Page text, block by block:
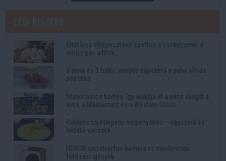
Ettől lesz elképesztően szaftos a csirkecomb: a
sörös pác a titok
3 alma és 3 tojás: ennyire egyszerű a puha almás
pite titka
Stabilcoinos fizetés: így alakítja át a pénz világát a
Visa, a Mastercard és a Western Union
Cukkinis tojáslepény serpenyőben – egyszerű és
laktató vacsora
HONOR okostelefon-kamera vs mindennapi
fotózási igények